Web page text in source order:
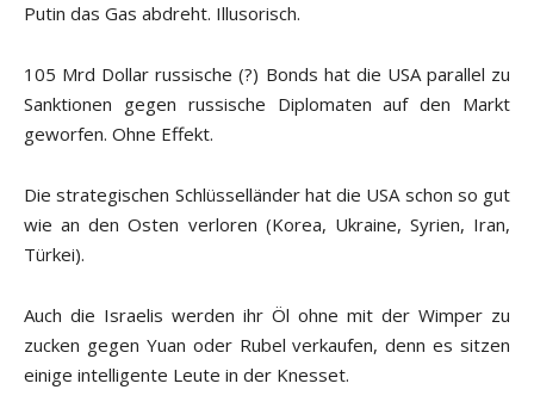
Putin das Gas abdreht. Illusorisch.
105 Mrd Dollar russische (?) Bonds hat die USA parallel zu
Sanktionen gegen russische Diplomaten auf den Markt
geworfen. Ohne Effekt.
Die strategischen Schlüsselländer hat die USA schon so gut
wie an den Osten verloren (Korea, Ukraine, Syrien, Iran,
Türkei).
Auch die Israelis werden ihr Öl ohne mit der Wimper zu
zucken gegen Yuan oder Rubel verkaufen, denn es sitzen
einige intelligente Leute in der Knesset.